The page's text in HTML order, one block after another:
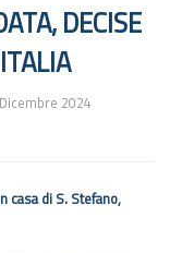
DECISE
2024
casa di S. Stefano,